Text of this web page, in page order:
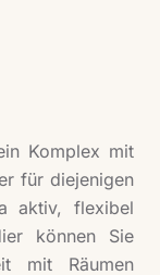
Komplex mit
für diejenigen
aktiv, flexibel
können Sie
mit Räumen